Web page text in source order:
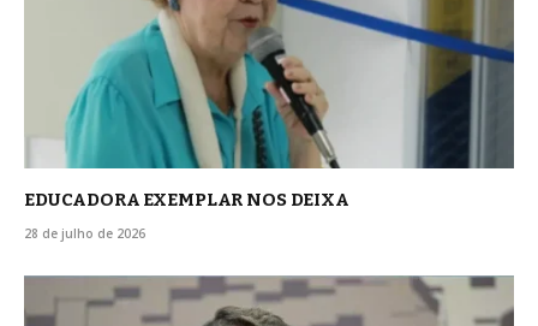
EDUCADORA EXEMPLAR NOS DEIXA
28 de julho de 2026